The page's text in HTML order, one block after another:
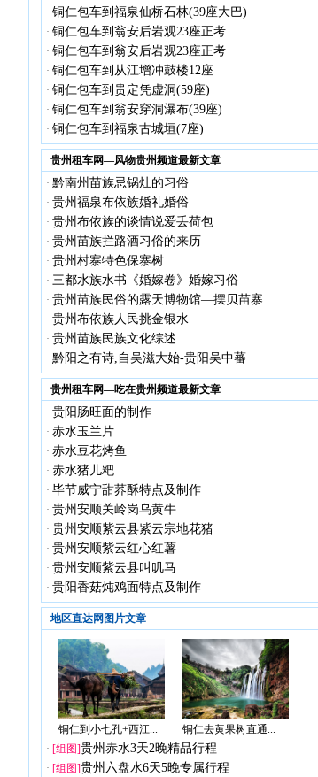
· 铜仁包车到福泉仙桥石林(39座大巴)
· 铜仁包车到翁安后岩观23座正考
· 铜仁包车到翁安后岩观23座正考
· 铜仁包车到从江增冲鼓楼12座
· 铜仁包车到贵定凭虚洞(59座)
· 铜仁包车到翁安穿洞瀑布(39座)
· 铜仁包车到福泉古城垣(7座)
贵州租车网—风物贵州频道最新文章
· 黔南州苗族忌锅灶的习俗
· 贵州福泉布依族婚礼婚俗
· 贵州布依族的谈情说爱丢荷包
· 贵州苗族拦路酒习俗的来历
· 贵州村寨特色保寨树
· 三都水族水书《婚嫁卷》婚嫁习俗
· 贵州苗族民俗的露天博物馆—摆贝苗寨
· 贵州布依族人民挑金银水
· 贵州苗族民族文化综述
· 黔阳之有诗,自吴滋大始-贵阳吴中蕃
贵州租车网—吃在贵州频道最新文章
· 贵阳肠旺面的制作
· 赤水玉兰片
· 赤水豆花烤鱼
· 赤水猪儿粑
· 毕节威宁甜荞酥特点及制作
· 贵州安顺关岭岗乌黄牛
· 贵州安顺紫云县紫云宗地花猪
· 贵州安顺紫云红心红薯
· 贵州安顺紫云县叫叽马
· 贵阳香菇炖鸡面特点及制作
地区直达网图片文章
铜仁到小七孔+西江...
铜仁去黄果树直通...
· [组图]贵州赤水3天2晚精品行程
· [组图]贵州六盘水6天5晚专属行程